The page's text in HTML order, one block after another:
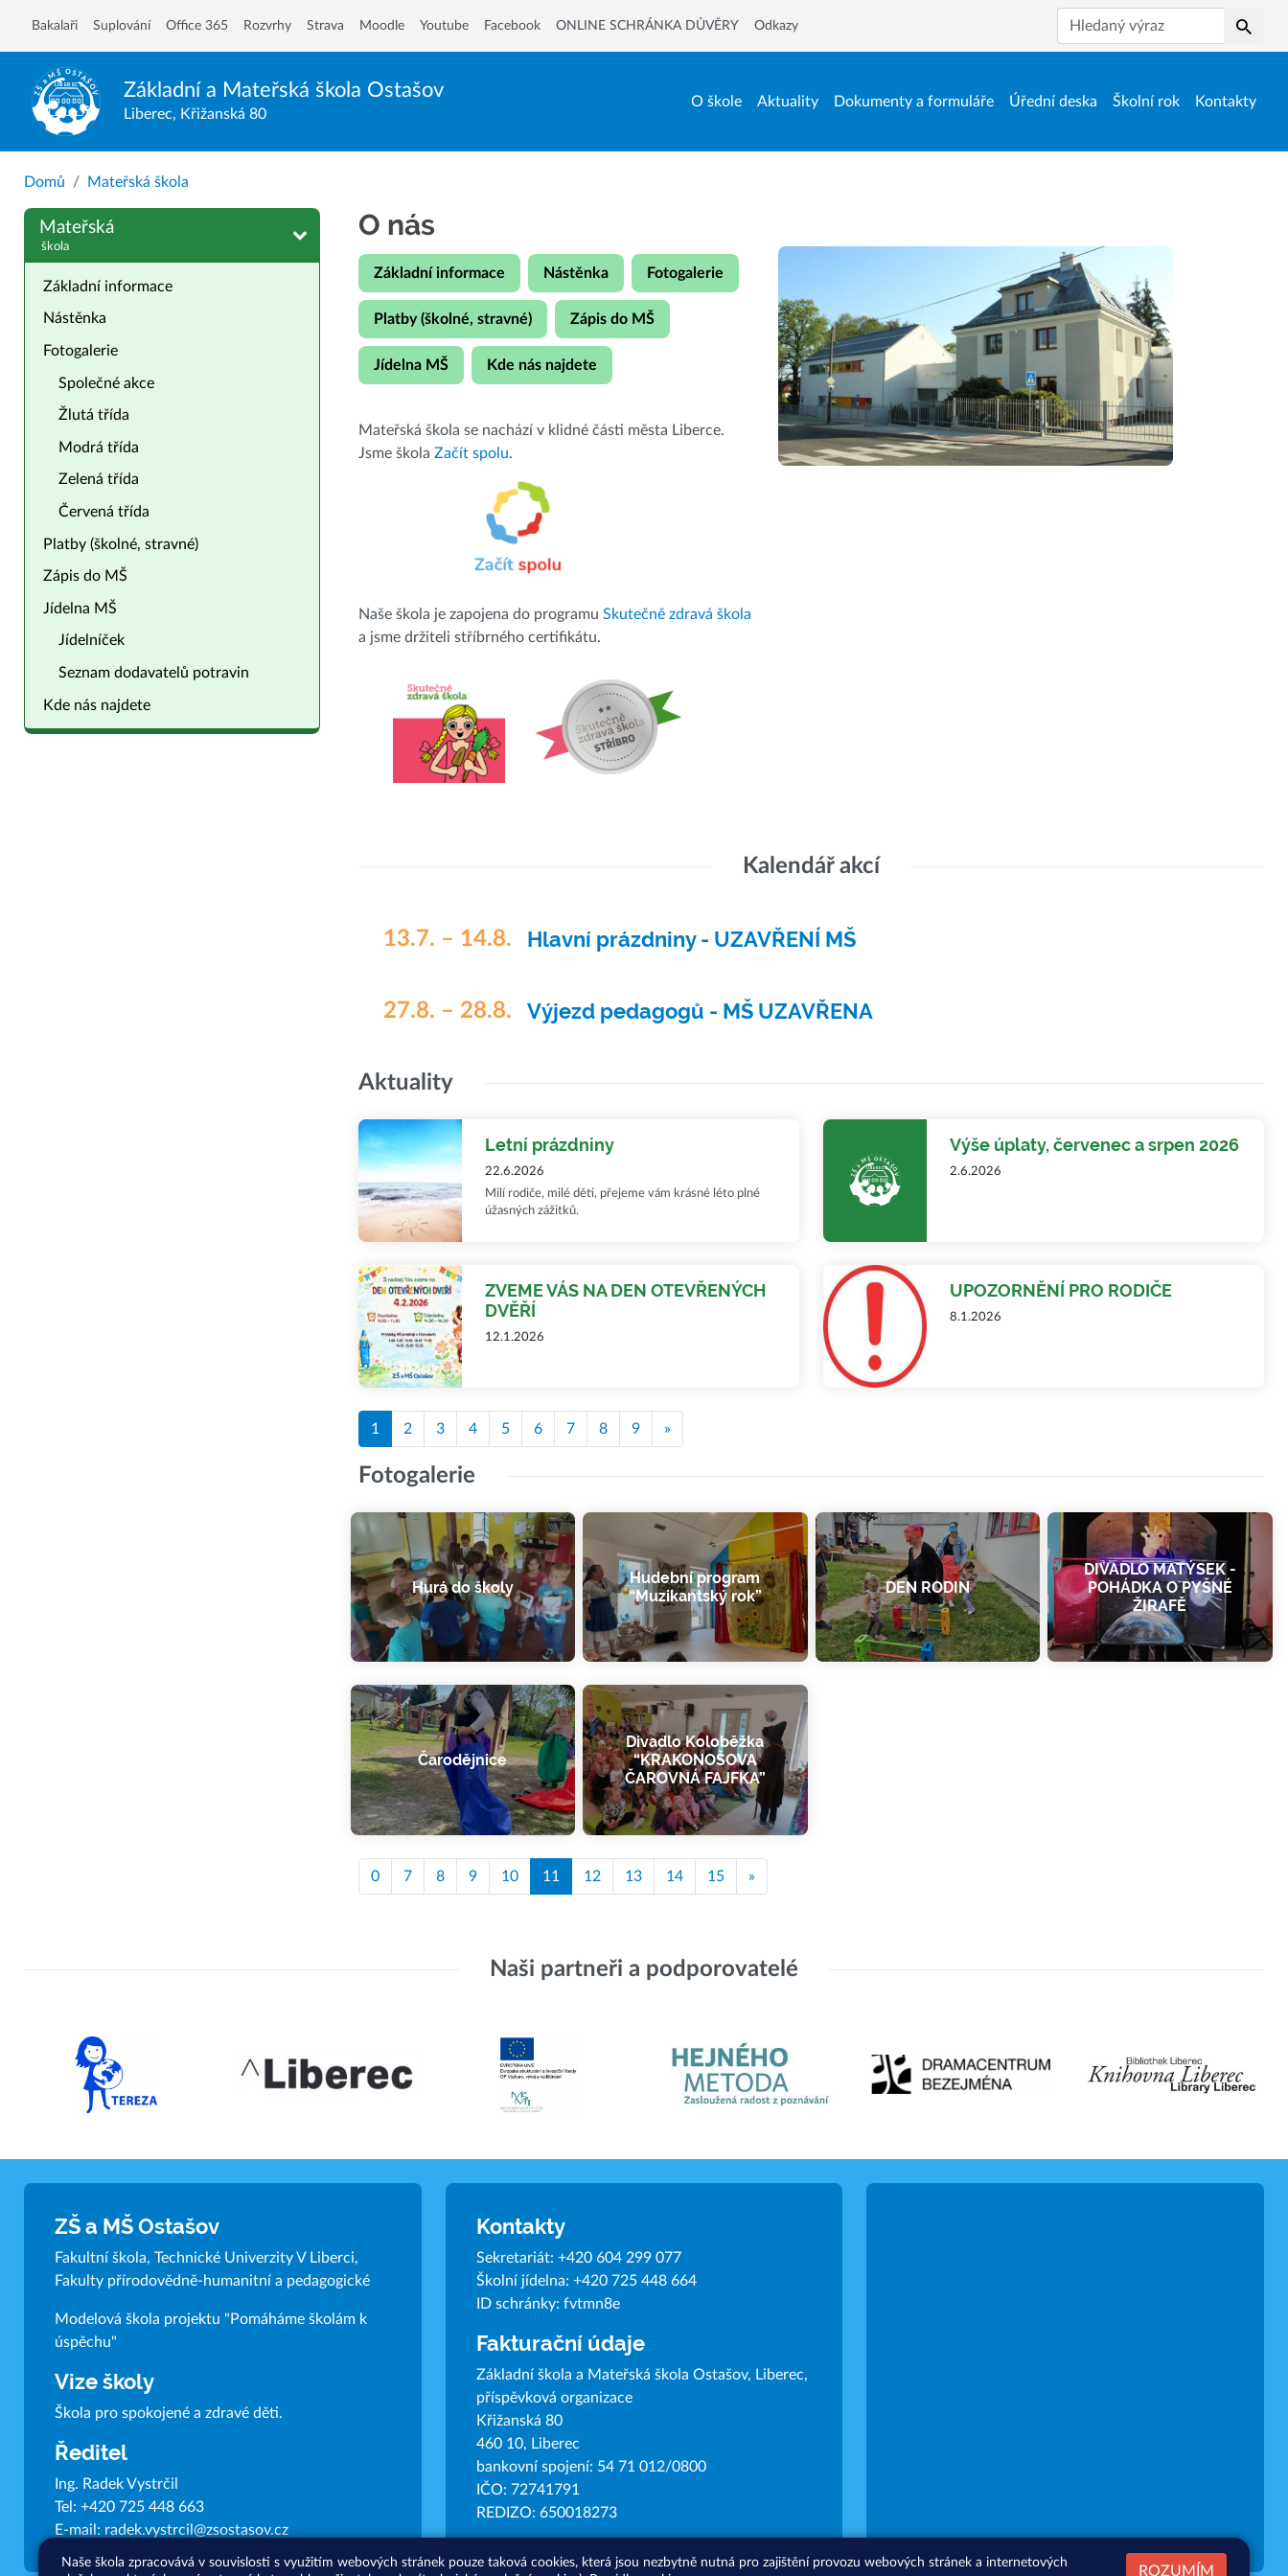
Základní a Mateřská škola Ostašov
Liberec, Křižanská 80
O škole Aktuality Dokumenty a formuláře Úřední deska Školní rok Kontakty
Bakalaři Suplování Office 365 Rozvrhy Strava Moodle Youtube Facebook ONLINE SCHRÁNKA DŮVĚRY Odkazy
Hledat
Domů Mateřská škola
Mateřská
škola
Základní informace
Nástěnka
Fotogalerie
Společné akce
Žlutá třída
Modrá třída
Zelená třída
Červená třída
Platby (školné, stravné)
Zápis do MŠ
Jídelna MŠ
Jídelníček
Seznam dodavatelů potravin
Kde nás najdete
O nás
Základní informace Nástěnka Fotogalerie
Platby (školné, stravné) Zápis do MŠ
Jídelna MŠ Kde nás najdete
Mateřská škola se nachází v klidné části města Liberce.
Jsme školaZačít spolu.
Naše škola je zapojena do programuSkutečně zdravá škola
a jsme držiteli stříbrného certifikátu.
Kalendář akcí
13.7. – 14.8. Hlavní prázdniny - UZAVŘENÍ MŠ
27.8. – 28.8. Výjezd pedagogů - MŠ UZAVŘENA
Aktuality
Letní prázdniny
22.6.2026
Milí rodiče, milé děti, přejeme vám krásné léto plné
úžasných zážitků.
Výše úplaty, červenec a srpen 2026
2.6.2026
ZVEME VÁS NA DEN OTEVŘENÝCH
DVĚŘÍ
12.1.2026
UPOZORNĚNÍ PRO RODIČE
8.1.2026
1 2 3 4 5 6 7 8 9 »
Fotogalerie
Hurá do školy
Hudební program
“Muzikantský rok”
DEN RODIN
DIVADLO MATÝSEK -
POHÁDKA O PYŠNÉ
ŽIRAFĚ
Čarodějnice
Divadlo Koloběžka
“KRAKONOŠOVA
ČAROVNÁ FAJFKA”
0 7 8 9 10 11 12 13 14 15 »
Naši partneři a podporovatelé
ZŠ a MŠ Ostašov
Fakultní škola, Technické Univerzity V Liberci,
Fakulty přírodovědně-humanitní a pedagogické
Modelová škola projektu "Pomáháme školám k
úspěchu"
Vize školy
Škola pro spokojené a zdravé děti.
Ředitel
Ing. Radek Vystrčil
Tel: +420 725 448 663
E-mail: radek.vystrcil@zsostasov.cz
Kontakty
Sekretariát: +420 604 299 077
Školní jídelna: +420 725 448 664
ID schránky: fvtmn8e
Fakturační údaje
Základní škola a Mateřská škola Ostašov, Liberec,
příspěvková organizace
Křižanská 80
460 10, Liberec
bankovní spojení: 54 71 012/0800
IČO: 72741791
REDIZO: 650018273
Naše škola zpracovává v souvislosti s využitím webových stránek pouze taková cookies, která jsou nezbytně nutná pro zajištění provozu webových stránek a internetových
ROZUMÍM